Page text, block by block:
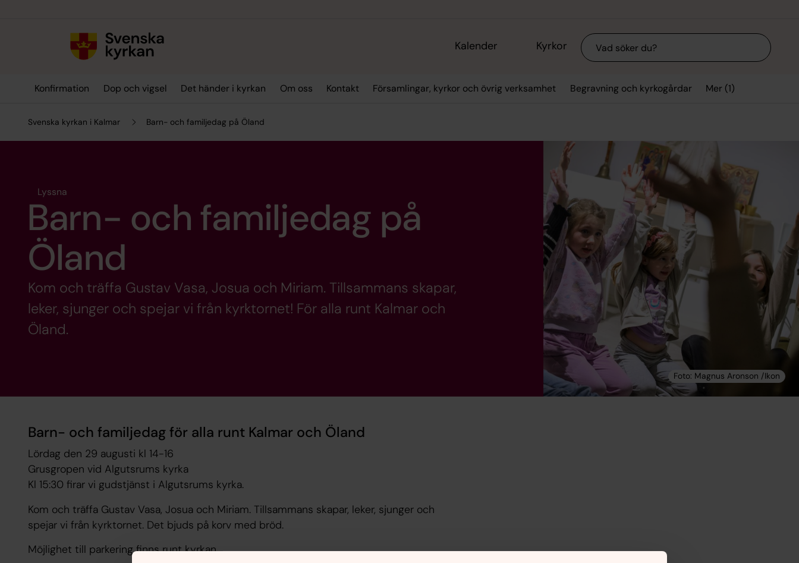
Kalender Kyrkor Sök
Konfirmation Dop och vigsel Det händer i kyrkan Om oss Kontakt Församlingar, kyrkor och övrig verksamhet Begravning och kyrkogårdar Mer (1)
Svenska kyrkan i Kalmar Barn- och familjedag på Öland
Lyssna
Barn- och familjedag på
Öland
Kom och träffa Gustav Vasa, Josua och Miriam. Tillsammans skapar,
leker, sjunger och spejar vi från kyrktornet! För alla runt Kalmar och
Öland.
Barn- och familjedag för alla runt Kalmar och Öland
Lördag den 29 augusti kl 14-16
Grusgropen vid Algutsrums kyrka
Kl 15:30 firar vi gudstjänst i Algutsrums kyrka.
Kom och träffa Gustav Vasa, Josua och Miriam. Tillsammans skapar, leker, sjunger och
spejar vi från kyrktornet. Det bjuds på korv med bröd.
Möjlighet till parkering finns runt kyrkan.